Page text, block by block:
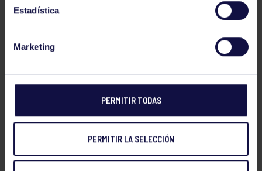
Estadística
Marketing
PERMITIR TODAS
PERMITIR LA SELECCIÓN
Santos quedaron clasificados en 8º y 9º puesto
En 125 kg llegaría una nueva medalla, en este caso
sería David Fernández quien conseguiría hacerse con
el bronce. Ramón López tomó parte en 70 kg, donde
finalmente se clasificó en 11º puesto.
En la modalidad de Lucha Grecorromana Iván Álvarez